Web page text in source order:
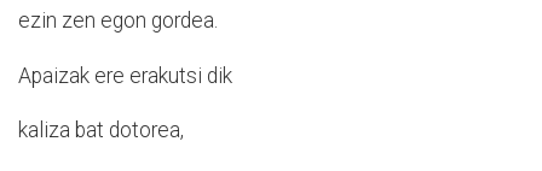
ezin zen egon gordea.
Apaizak ere erakutsi dik
kaliza bat dotorea,